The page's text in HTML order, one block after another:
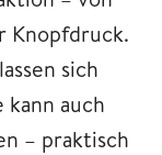
Knopfdruck.
sich
auch
– praktisch